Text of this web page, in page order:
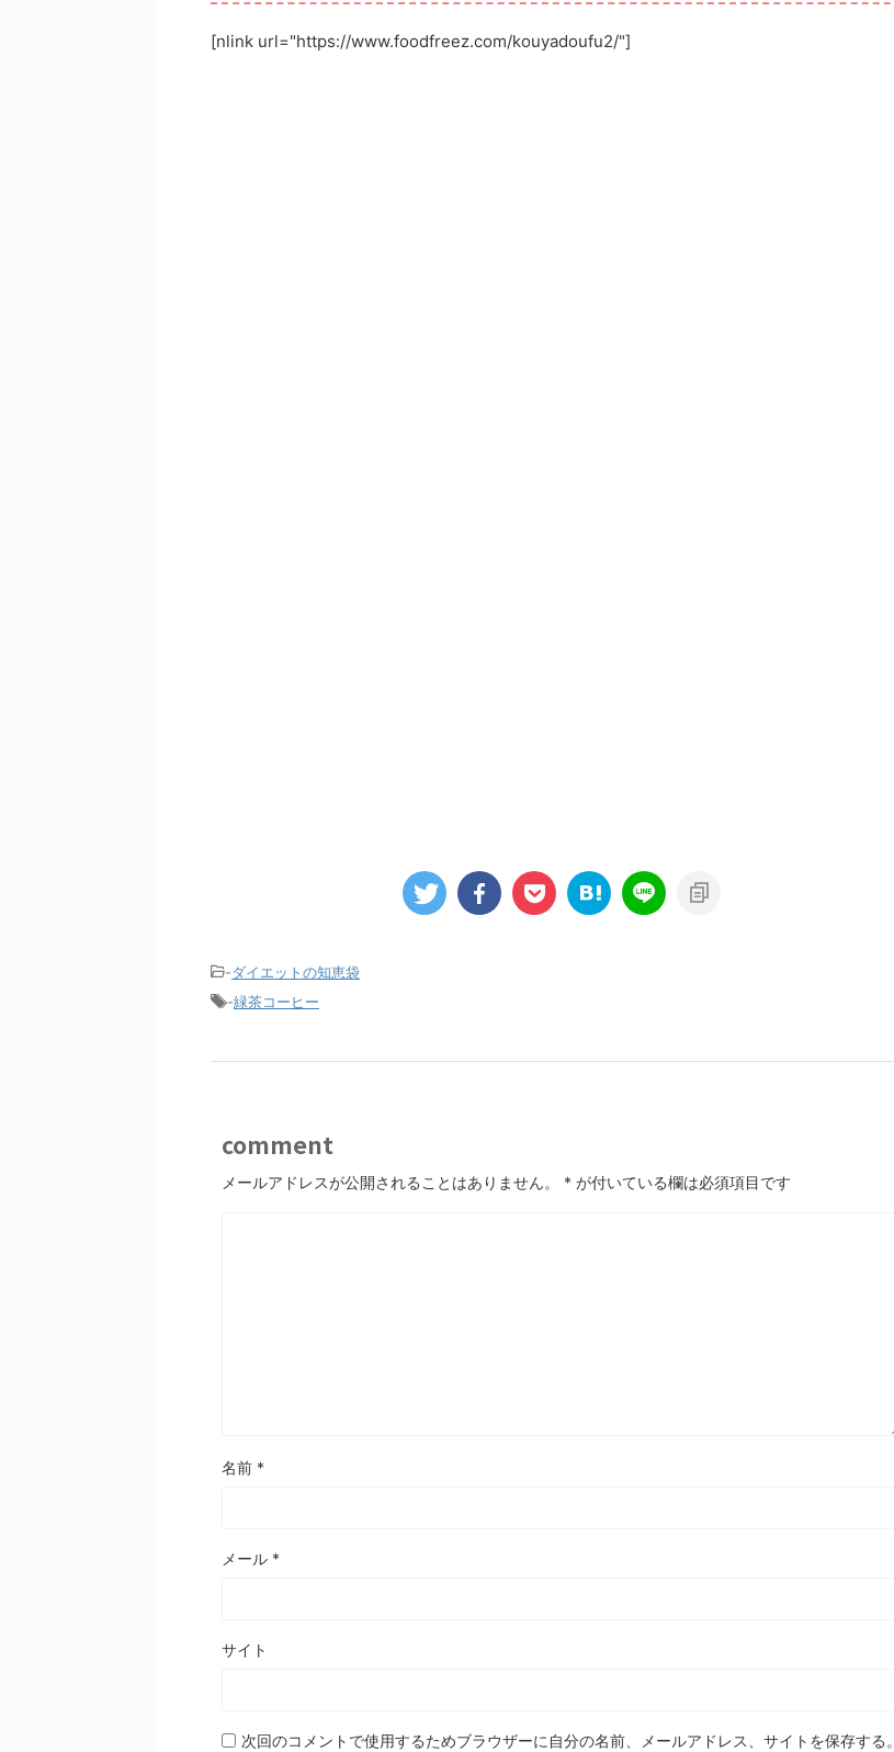
[nlink url="https://www.foodfreez.com/kouyadoufu2/"]
-ダイエットの知恵袋
-緑茶コーヒー
comment
メールアドレスが公開されることはありません。 * が付いている欄は必須項目です
名前 *
メール *
サイト
次回のコメントで使用するためブラウザーに自分の名前、メールアドレス、サイトを保存する。